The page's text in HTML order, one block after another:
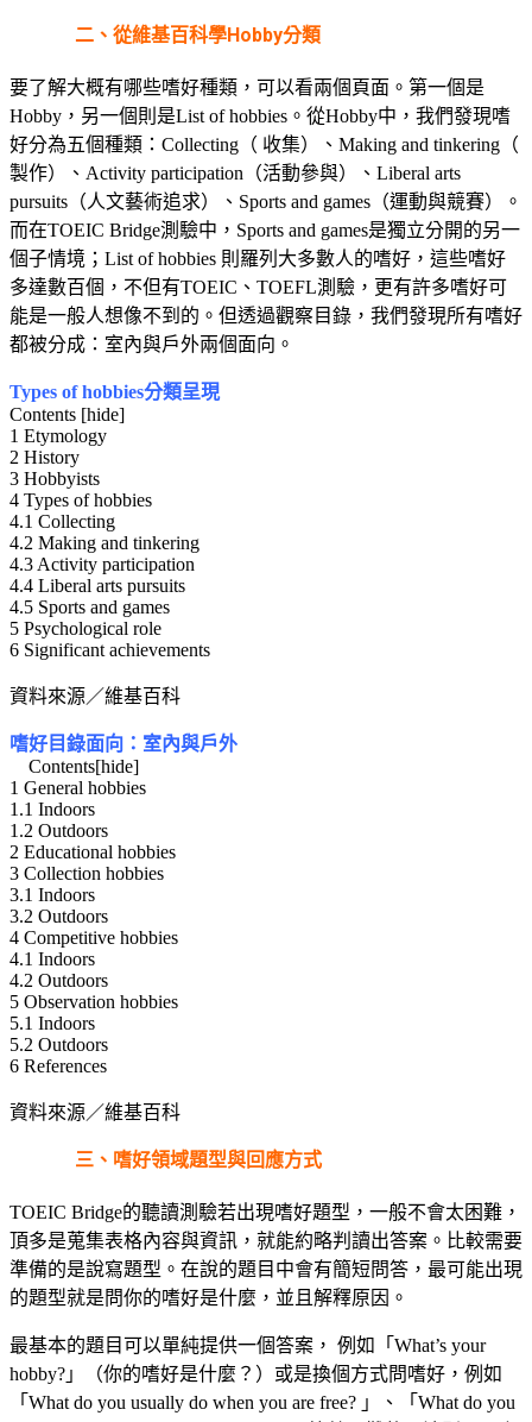
二、從維基百科學Hobby分類
要了解大概有哪些嗜好種類，可以看兩個頁面。第一個是
Hobby，另一個則是List of hobbies。從Hobby中，我們發現嗜
好分為五個種類：Collecting（ 收集）、Making and tinkering（
製作）、Activity participation（活動參與）、Liberal arts
pursuits（人文藝術追求）、Sports and games（運動與競賽）。
而在TOEIC Bridge測驗中，Sports and games是獨立分開的另一
個子情境；List of hobbies 則羅列大多數人的嗜好，這些嗜好
多達數百個，不但有TOEIC、TOEFL測驗，更有許多嗜好可
能是一般人想像不到的。但透過觀察目錄，我們發現所有嗜好
都被分成：室內與戶外兩個面向。
Types of hobbies分類呈現
Contents [hide]
1 Etymology
2 History
3 Hobbyists
4 Types of hobbies
4.1 Collecting
4.2 Making and tinkering
4.3 Activity participation
4.4 Liberal arts pursuits
4.5 Sports and games
5 Psychological role
6 Significant achievements
資料來源／維基百科
嗜好目錄面向：室內與戶外
Contents[hide]
1 General hobbies
1.1 Indoors
1.2 Outdoors
2 Educational hobbies
3 Collection hobbies
3.1 Indoors
3.2 Outdoors
4 Competitive hobbies
4.1 Indoors
4.2 Outdoors
5 Observation hobbies
5.1 Indoors
5.2 Outdoors
6 References
資料來源／維基百科
三、嗜好領域題型與回應方式
TOEIC Bridge的聽讀測驗若出現嗜好題型，一般不會太困難，
頂多是蒐集表格內容與資訊，就能約略判讀出答案。比較需要
準備的是說寫題型。在說的題目中會有簡短問答，最可能出現
的題型就是問你的嗜好是什麼，並且解釋原因。
最基本的題目可以單純提供一個答案， 例如「What’s your
hobby?」（你的嗜好是什麼？）或是換個方式問嗜好，例如
「What do you usually do when you are free? 」、「What do you